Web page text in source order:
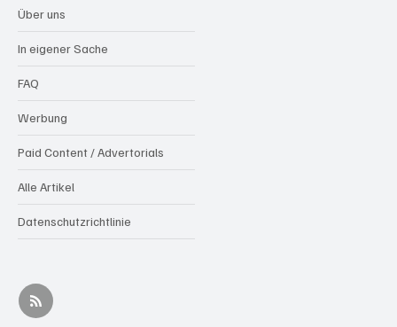
Über uns
In eigener Sache
FAQ
Werbung
Paid Content / Advertorials
Alle Artikel
Datenschutzrichtlinie